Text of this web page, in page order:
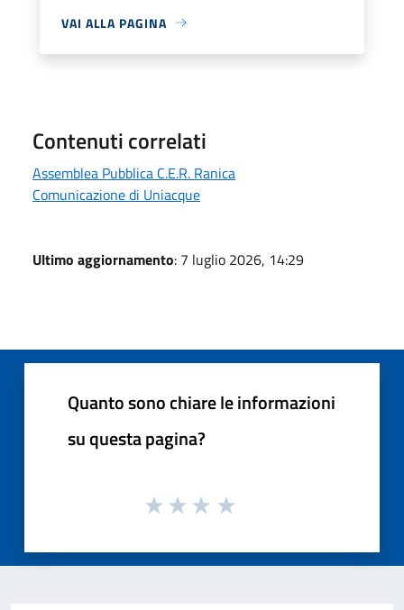
VAI ALLA PAGINA
Contenuti correlati
Assemblea Pubblica C.E.R. Ranica
Comunicazione di Uniacque
Ultimo aggiornamento: 7 luglio 2026, 14:29
Quanto sono chiare le informazioni
su questa pagina?